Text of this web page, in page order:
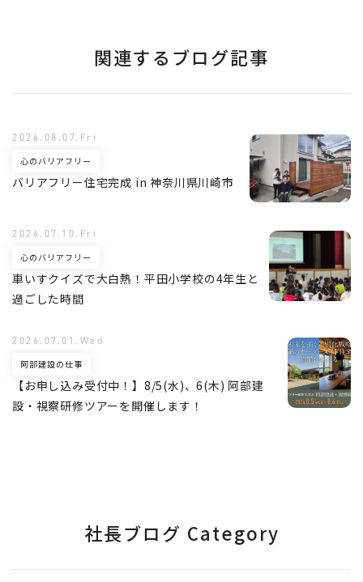
関連するブログ記事
バリアフリー住宅完成 in 神奈川県川崎市
心のバリアフリー
2026.08.07.Fri
車いすクイズで大白熱！平田小学校の4年生と
過ごした時間
心のバリアフリー
2026.07.10.Fri
【お申し込み受付中！】8/5(水)、6(木) 阿部建
設・視察研修ツアーを開催します！
阿部建設の仕事
2026.07.01.Wed
社長ブログ Category